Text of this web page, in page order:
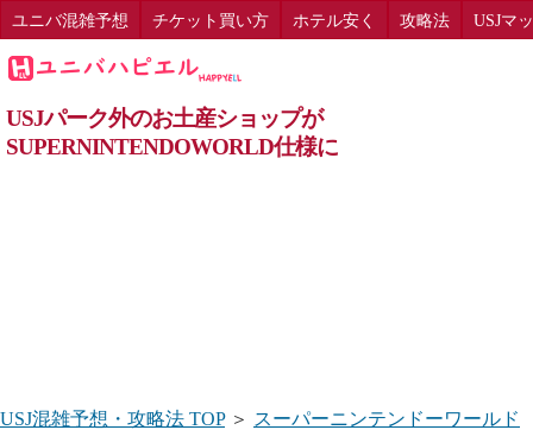
USJパーク外のお土産ショップが
SUPERNINTENDOWORLD仕様に
ユニバ混雑予想 チケット買い方 ホテル安く 攻略法 USJマ
USJ混雑予想・攻略法 TOP＞ スーパーニンテンドーワールド